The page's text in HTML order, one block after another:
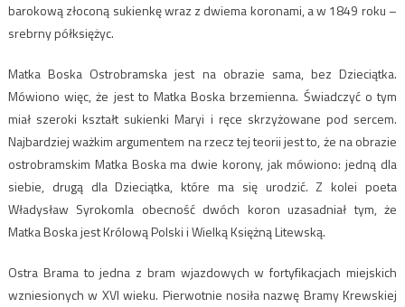
barokową złoconą sukienkę wraz z dwiema koronami, a w 1849 roku –
srebrny półksiężyc.
Matka Boska Ostrobramska jest na obrazie sama, bez Dzieciątka.
Mówiono więc, że jest to Matka Boska brzemienna. Świadczyć o tym
miał szeroki kształt sukienki Maryi i ręce skrzyżowane pod sercem.
Najbardziej ważkim argumentem na rzecz tej teorii jest to, że na obrazie
ostrobramskim Matka Boska ma dwie korony, jak mówiono: jedną dla
siebie, drugą dla Dzieciątka, które ma się urodzić. Z kolei poeta
Władysław Syrokomla obecność dwóch koron uzasadniał tym, że
Matka Boska jest Królową Polski i Wielką Księżną Litewską.
Ostra Brama to jedna z bram wjazdowych w fortyfikacjach miejskich
wzniesionych w XVI wieku. Pierwotnie nosiła nazwę Bramy Krewskiej